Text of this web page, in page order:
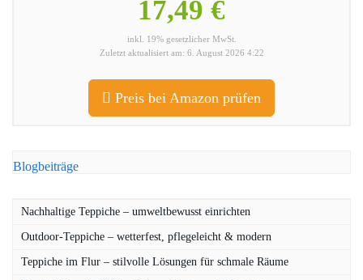
17,49 €
inkl. 19% gesetzlicher MwSt.
Zuletzt aktualisiert am: 6. August 2026 4:22
Preis bei Amazon prüfen
Blogbeiträge
Nachhaltige Teppiche – umweltbewusst einrichten
Outdoor-Teppiche – wetterfest, pflegeleicht & modern
Teppiche im Flur – stilvolle Lösungen für schmale Räume